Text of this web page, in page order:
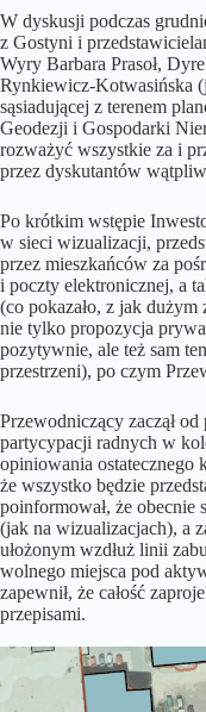
W dyskusji podczas
z Gostyni i
Wyry Barbara Prasoł,
Rynkiewicz-Kotwasińska
sąsiadującej z terenem
Geodezji i Gospodarki
rozważyć wszystkie za i
przez dyskutantów
Po krótkim wstępie
w sieci wizualizacji,
przez mieszkańców za
i poczty elektronicznej, a
(co pokazało, z jak dużym
nie tylko propozycja
pozytywnie, ale też sam
przestrzeni), po czym
Przewodniczący zaczął
partycypacji radnych w
opiniowania ostatecznego
że wszystko będzie
poinformował, że obecnie
(jak na wizualizacjach), a
ułożonym wzdłuż linii
wolnego miejsca pod
zapewnił, że całość
przepisami.